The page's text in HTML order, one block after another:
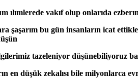
ılımlerede vakıf olup onlarıda
şaşarım bu gün insanların icat
tazeleniyor düşünebiliyoruz
en düşük zekalısı bile milyonlarca